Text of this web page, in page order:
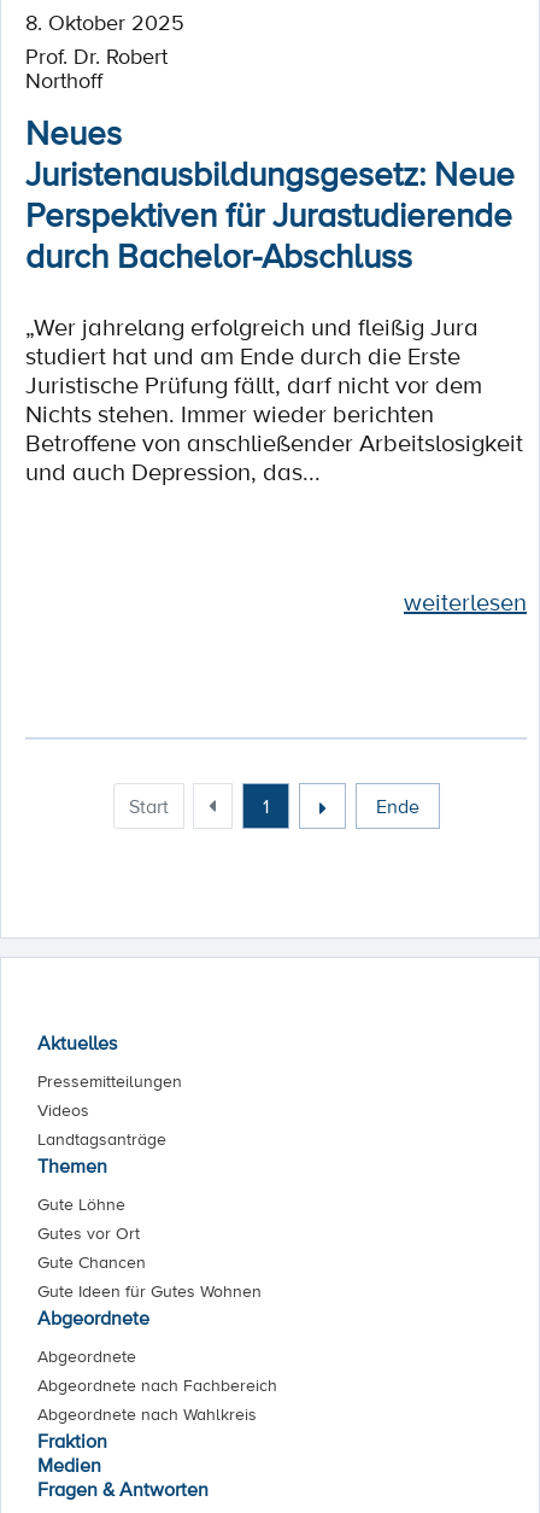
8. Oktober 2025
Prof. Dr. Robert
Northoff
Neues
Juristenausbildungsgesetz: Neue
Perspektiven für Jurastudierende
durch Bachelor-Abschluss
„Wer jahrelang erfolgreich und fleißig Jura
studiert hat und am Ende durch die Erste
Juristische Prüfung fällt, darf nicht vor dem
Nichts stehen. Immer wieder berichten
Betroffene von anschließender Arbeitslosigkeit
und auch Depression, das...
weiterlesen
Start 1 Ende
Aktuelles
Pressemitteilungen
Videos
Landtagsanträge
Themen
Gute Löhne
Gutes vor Ort
Gute Chancen
Gute Ideen für Gutes Wohnen
Abgeordnete
Abgeordnete
Abgeordnete nach Fachbereich
Abgeordnete nach Wahlkreis
Fraktion
Medien
Fragen & Antworten